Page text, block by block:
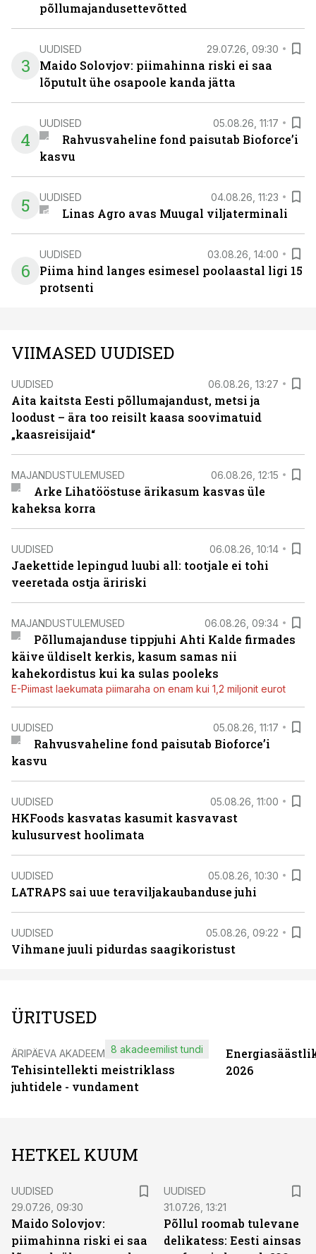
põllumajandusettevõtted
3
UUDISED 29.07.26, 09:30
Maido Solovjov: piimahinna riski ei saa
lõputult ühe osapoole kanda jätta
4
UUDISED 05.08.26, 11:17
Rahvusvaheline fond paisutab Bioforce’i
kasvu
5 UUDISED 04.08.26, 11:23
Linas Agro avas Muugal viljaterminali
6
UUDISED 03.08.26, 14:00
Piima hind langes esimesel poolaastal ligi 15
protsenti
VIIMASED UUDISED
UUDISED 06.08.26, 13:27
Aita kaitsta Eesti põllumajandust, metsi ja
loodust – ära too reisilt kaasa soovimatuid
„kaasreisijaid“
MAJANDUSTULEMUSED 06.08.26, 12:15
Arke Lihatööstuse ärikasum kasvas üle
kaheksa korra
UUDISED 06.08.26, 10:14
Jaekettide lepingud luubi all: tootjale ei tohi
veeretada ostja äririski
MAJANDUSTULEMUSED 06.08.26, 09:34
Põllumajanduse tippjuhi Ahti Kalde firmades
käive üldiselt kerkis, kasum samas nii
kahekordistus kui ka sulas pooleks
E-Piimast laekumata piimaraha on enam kui 1,2 miljonit eurot
UUDISED 05.08.26, 11:17
Rahvusvaheline fond paisutab Bioforce’i
kasvu
UUDISED 05.08.26, 11:00
HKFoods kasvatas kasumit kasvavast
kulusurvest hoolimata
UUDISED 05.08.26, 10:30
LATRAPS sai uue teraviljakaubanduse juhi
UUDISED 05.08.26, 09:22
Vihmane juuli pidurdas saagikoristust
ÜRITUSED
ÄRIPÄEVA AKADEEMIA
Tehisintellekti meistriklass
juhtidele - vundament
8 akadeemilist tundi
2026
HETKEL KUUM
UUDISED
29.07.26, 09:30
Maido Solovjov:
piimahinna riski ei saa
UUDISED
31.07.26, 13:21
Põllul roomab tulevane
delikatess: Eesti ainsas